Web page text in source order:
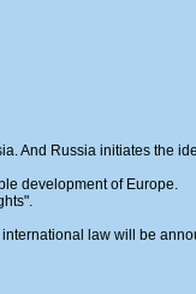
And Russia initiates the
development of Europe.
law will be